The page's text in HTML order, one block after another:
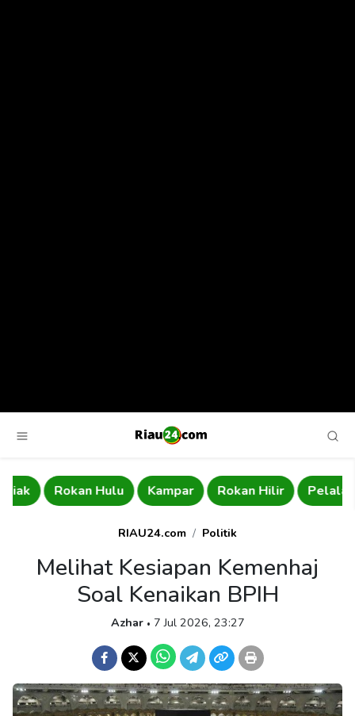
Rokan Hulu Kampar Rokan Hilir Pelalawan
RIAU24.com Politik
Melihat Kesiapan Kemenhaj
Soal Kenaikan BPIH
Azhar • 7 Jul 2026, 23:27